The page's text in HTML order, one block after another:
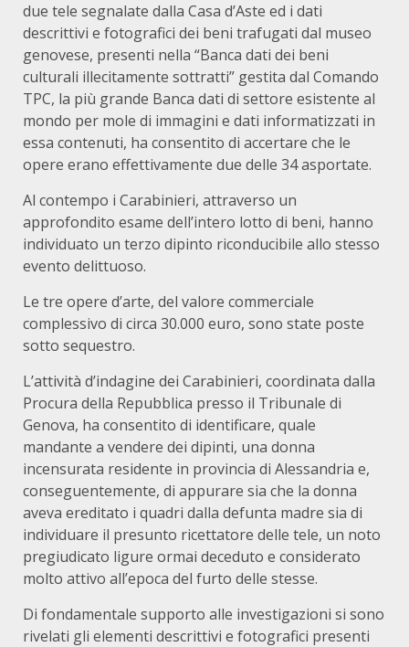
due tele segnalate dalla Casa d’Aste ed i dati
descrittivi e fotografici dei beni trafugati dal museo
genovese, presenti nella “Banca dati dei beni
culturali illecitamente sottratti” gestita dal Comando
TPC, la più grande Banca dati di settore esistente al
mondo per mole di immagini e dati informatizzati in
essa contenuti, ha consentito di accertare che le
opere erano effettivamente due delle 34 asportate.
Al contempo i Carabinieri, attraverso un
approfondito esame dell’intero lotto di beni, hanno
individuato un terzo dipinto riconducibile allo stesso
evento delittuoso.
Le tre opere d’arte, del valore commerciale
complessivo di circa 30.000 euro, sono state poste
sotto sequestro.
L’attività d’indagine dei Carabinieri, coordinata dalla
Procura della Repubblica presso il Tribunale di
Genova, ha consentito di identificare, quale
mandante a vendere dei dipinti, una donna
incensurata residente in provincia di Alessandria e,
conseguentemente, di appurare sia che la donna
aveva ereditato i quadri dalla defunta madre sia di
individuare il presunto ricettatore delle tele, un noto
pregiudicato ligure ormai deceduto e considerato
molto attivo all’epoca del furto delle stesse.
Di fondamentale supporto alle investigazioni si sono
rivelati gli elementi descrittivi e fotografici presenti